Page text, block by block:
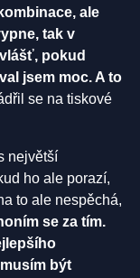
ale
tak v
pokud
jsem moc. A to
se na tiskové
největší
ho ale porazí,
to ale nespěchá,
se za tím.
být